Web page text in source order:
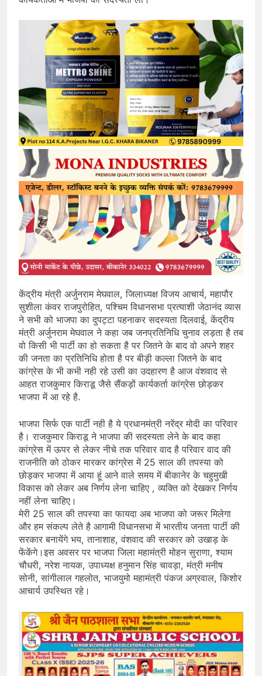
केंद्रीय मंत्री अर्जुनराम मेघवाल, जिलाध्यक्ष विजय आचार्य, महापौर
सुशीला कंवर राजपुरोहित, पश्चिम विधानसभा प्रत्याशी जेठानंद व्यास
ने सभी को भाजपा का दुपट्टा पहनाकर सदस्यता दिलवाई, केंद्रीय
मंत्री अर्जुनराम मेघवाल ने कहा जब जनप्रतिनिधि चुनाव लड़ता है तब
वो किसी भी पार्टी का हो सकता है पर जितने के बाद वो अपने शहर
की जनता का प्रतिनिधि होता है पर बीड़ी कल्ला जितने के बाद
कांग्रेस के भी कभी नही रहे उसी का उदहारण है आज वंशवाद से
आहत राजकुमार किराडू जैसे सैंकड़ों कार्यकर्ता कांग्रेस छोड़कर
भाजपा में आ रहे है.
भाजपा सिर्फ एक पार्टी नही है ये प्रधानमंत्री नरेंद्र मोदी का परिवार
है। राजकुमार किराडू ने भाजपा की सदस्यता लेने के बाद कहा
कांग्रेस में ऊपर से लेकर नीचे तक परिवार वाद है परिवार वाद की
राजनीति को ठोकर मारकर कांग्रेस में 25 साल की तपस्या को
छोड़कर भाजपा में आया हूं आने वाले समय में बीकानेर के चहुमुखी
विकास को लेकर अब निर्णय लेना चाहिए , व्यक्ति को देखकर निर्णय
नहीं लेना चाहिए।
मेरी 25 साल की तपस्या का फायदा अब भाजपा को जरूर मिलेगा
और हम संकल्प लेते है आगामी विधानसभा में भारतीय जनता पार्टी की
सरकार बनायेंगे भय, तानाशाह, वंशवाद की सरकार को उखाड़ के
फेंकेंगे।इस अवसर पर भाजपा जिला महामंत्री मोहन सुराणा, श्याम
चौधरी, नरेश नायक, उपाध्यक्ष हनुमान सिंह चावड़ा, मंत्री मनीष
सोनी, सांगीलाल गहलोत, भाजयुमो महामंत्री पंकज अग्रवाल, किशोर
आचार्य उपस्थित रहे।